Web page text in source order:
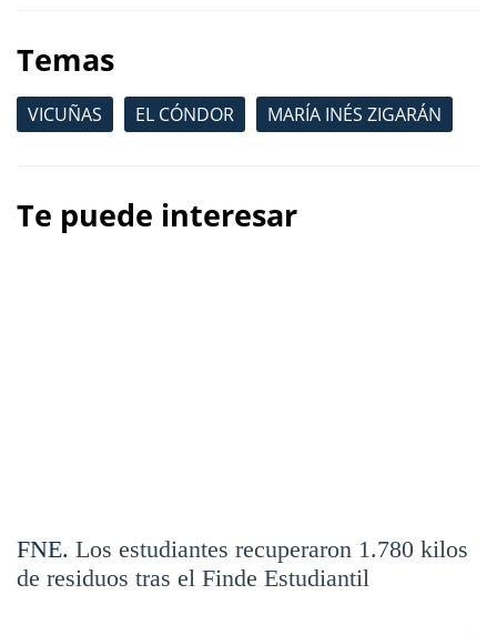
Temas
VICUÑAS EL CÓNDOR MARÍA INÉS ZIGARÁN
Te puede interesar
FNE. Los estudiantes recuperaron 1.780 kilos
de residuos tras el Finde Estudiantil